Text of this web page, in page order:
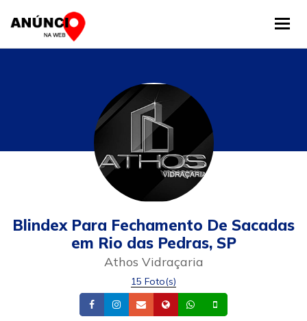
Blindex Para Fechamento De Sacadas
em Rio das Pedras, SP
Athos Vidraçaria
15 Foto(s)
FacebookInstagram
Email Site Whatsapp